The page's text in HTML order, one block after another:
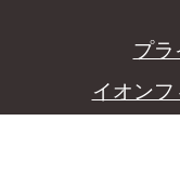
プラ
イオン